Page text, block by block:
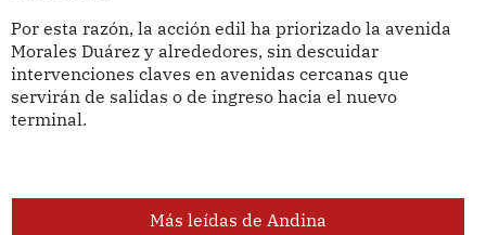
Por esta razón, la acción edil ha priorizado la avenida
Morales Duárez y alrededores, sin descuidar
intervenciones claves en avenidas cercanas que
servirán de salidas o de ingreso hacia el nuevo
terminal.
Más leídas de Andina